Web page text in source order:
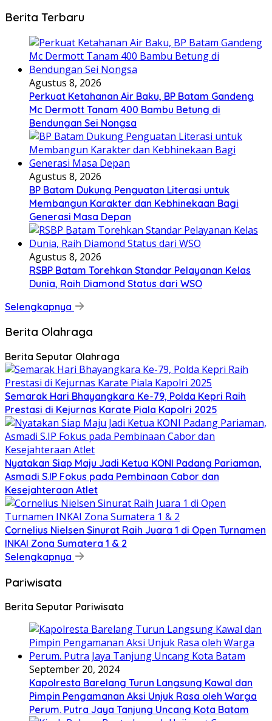
Berita Terbaru
Agustus 8, 2026
Perkuat Ketahanan Air Baku, BP Batam Gandeng
Mc Dermott Tanam 400 Bambu Betung di
Bendungan Sei Nongsa
Agustus 8, 2026
BP Batam Dukung Penguatan Literasi untuk
Membangun Karakter dan Kebhinekaan Bagi
Generasi Masa Depan
Agustus 8, 2026
RSBP Batam Torehkan Standar Pelayanan Kelas
Dunia, Raih Diamond Status dari WSO
Selengkapnya
Berita Olahraga
Berita Seputar Olahraga
Semarak Hari Bhayangkara Ke-79, Polda Kepri Raih
Prestasi di Kejurnas Karate Piala Kapolri 2025
Nyatakan Siap Maju Jadi Ketua KONI Padang Pariaman,
Asmadi S.IP Fokus pada Pembinaan Cabor dan
Kesejahteraan Atlet
Cornelius Nielsen Sinurat Raih Juara 1 di Open Turnamen
INKAI Zona Sumatera 1 & 2
Selengkapnya
Pariwisata
Berita Seputar Pariwisata
September 20, 2024
Kapolresta Barelang Turun Langsung Kawal dan
Pimpin Pengamanan Aksi Unjuk Rasa oleh Warga
Perum. Putra Jaya Tanjung Uncang Kota Batam